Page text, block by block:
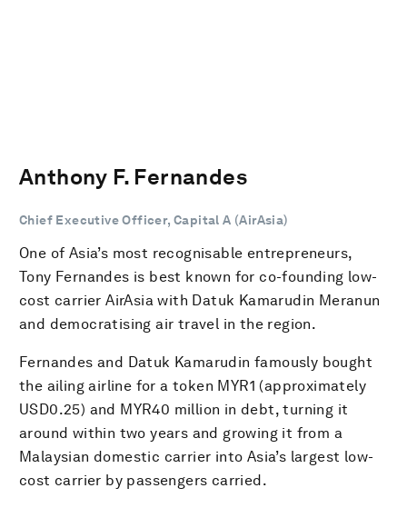
Anthony F. Fernandes
Chief Executive Officer, Capital A (AirAsia)
One of Asia’s most recognisable entrepreneurs,
Tony Fernandes is best known for co-founding low-
cost carrier AirAsia with Datuk Kamarudin Meranun
and democratising air travel in the region.
Fernandes and Datuk Kamarudin famously bought
the ailing airline for a token MYR1 (approximately
USD0.25) and MYR40 million in debt, turning it
around within two years and growing it from a
Malaysian domestic carrier into Asia’s largest low-
cost carrier by passengers carried.